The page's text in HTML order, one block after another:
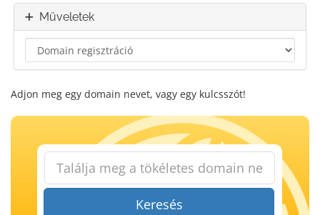
Műveletek
Adjon meg egy domain nevet, vagy egy kulcsszót!
Keresés